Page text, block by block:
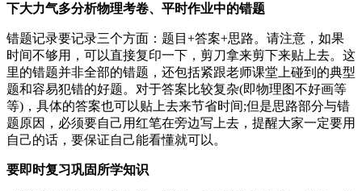
下大力气多分析物理考卷、平时作业中的错题
错题记录要记录三个方面：题目+答案+思路。请注意，如果
时间不够用，可以直接复印一下，剪刀拿来剪下来贴上去。这
里的错题并非全部的错题，还包括紧跟老师课堂上碰到的典型
题和容易犯错的好题。对于答案比较复杂(即物理图不好画等
等)，具体的答案也可以贴上去来节省时间;但是思路部分与错
题原因，必须要自己用红笔在旁边写上去，提醒大家一定要用
自己的话，要保证自己能看懂就可以。
要即时复习巩固所学知识